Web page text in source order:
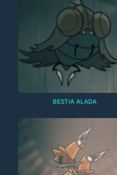
BESTIA ALADA